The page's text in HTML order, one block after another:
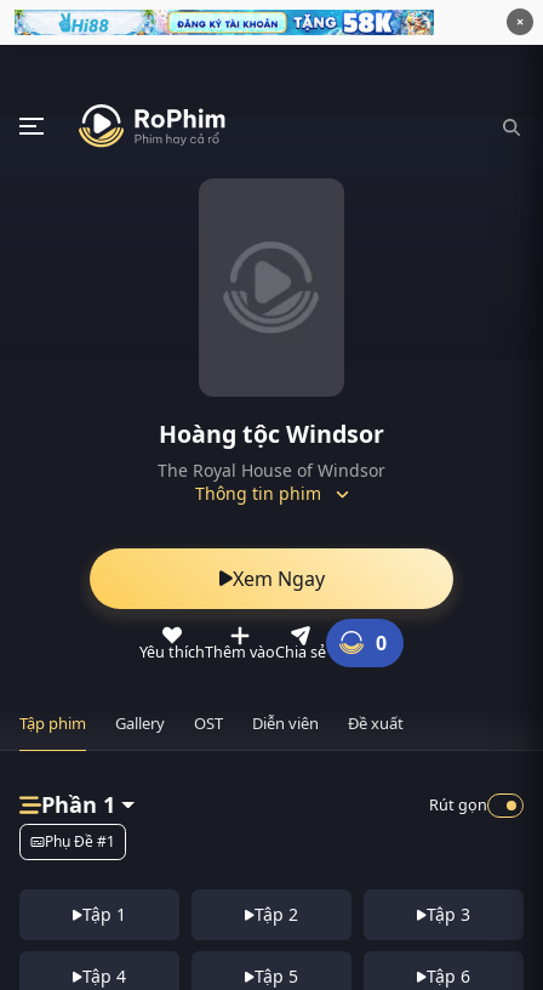
×
Hoàng tộc Windsor
The Royal House of Windsor
Thông tin phim
Xem Ngay
Yêu thíchThêm vàoChia sẻ 0
Tập phim Gallery OST Diễn viên Đề xuất
Phần 1
Phụ Đề #1
Rút gọn
Tập 1 Tập 2 Tập 3
Tập 4 Tập 5 Tập 6